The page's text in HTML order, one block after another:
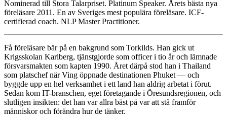
Nominerad till Stora Talarpriset. Platinum Speaker. Årets bästa nya
föreläsare 2011. En av Sveriges mest populära föreläsare. ICF-
certifierad coach. NLP Master Practitioner.
Få föreläsare bär på en bakgrund som Torkilds. Han gick ut
Krigsskolan Karlberg, tjänstgjorde som officer i tio år och lämnade
försvarsmakten som kapten 1990. Året därpå stod han i Thailand
som platschef när Ving öppnade destinationen Phuket — och
byggde upp en hel verksamhet i ett land han aldrig arbetat i förut.
Sedan kom IT-branschen, eget företagande i Öresundsregionen, och
slutligen insikten: det han var allra bäst på var att stå framför
människor och förändra hur de tänker.